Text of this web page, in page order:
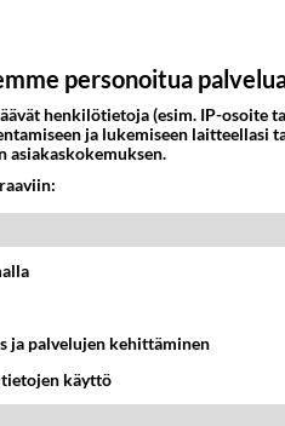
sivulla on Katrin
hänen pitkä ja menestyk-
upeaa!!!!
personoitua
henkilötietoja (esim. IP-osoite
ja lukemiseen laitteellasi
asiakaskokemuksen.
ja palvelujen kehittäminen
käyttö